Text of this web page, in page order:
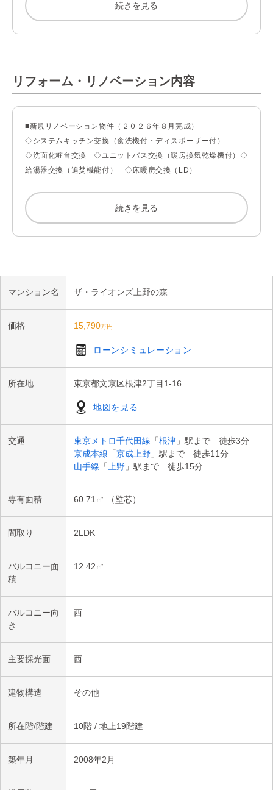
・大切なペットと一緒に暮らせるマンションです。（※２匹ま
・防犯カメラを敷地内の要所やエレベーター内などに設置してお
り、安心感のある住環境を支えます。
します。
・開口部には複層ガラスを採用。断熱性・遮音性に配慮されてお
り、外気温の影響を受けにくく、室内環境を快適に保ちます。
続きを見る
リフォーム・リノベーション内容
■新規リノベーション物件（２０２６年８月完成）
◇システムキッチン交換（食洗機付・ディスポーザー付）
◇洗面化粧台交換　◇ユニットバス交換（暖房換気乾燥機付）◇
給湯器交換（追焚機能付）　◇床暖房交換（LD）
◇フローリング貼替　◇フロアタイル貼替　◇建具交換
◇エコカラット新規（玄関一部）
続きを見る
マンション名 ザ・ライオンズ上野の森
価格 15,790万円
ローンシミュレーション
所在地 東京都文京区根津2丁目1-16
地図を見る
交通 東京メトロ千代田線 「根津 」駅まで 徒歩3分
京成本線 「京成上野 」駅まで 徒歩11分
山手線 「 上野 」駅まで 徒歩15分
専有面積 60.71㎡ （壁芯）
間取り 2LDK
バルコニー面
積
12.42㎡
バルコニー向
き
西
主要採光面 西
建物構造 その他
所在階/階建 10階 / 地上19階建
築年月 2008年2月